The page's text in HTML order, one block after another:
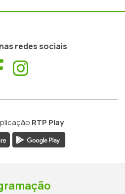
redes sociais
Facebook
RTP Play